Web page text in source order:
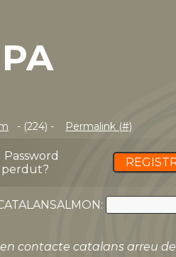
- (224) - Permalink (#)
Password
perdut?
contacte catalans arreu